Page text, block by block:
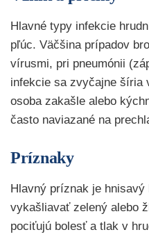
Hlavné typy infekcie
pľúc. Väčšina prípadov
vírusmi, pri pneumónii
infekcie sa zvyčajne šíria
osoba zakašle alebo
často naviazané na
Príznaky
Hlavný príznak je
vykašliavať zelený alebo
pociťujú bolesť a tlak v